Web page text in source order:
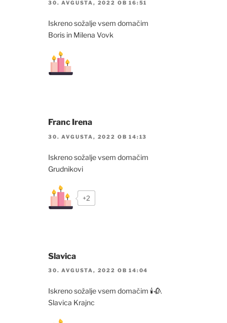
30. AVGUSTA, 2022 OB 16:51
Iskreno sožalje vsem domačim
Boris in Milena Vovk
Franc Irena
30. AVGUSTA, 2022 OB 14:13
Iskreno sožalje vsem domačim
Grudnikovi
+2
Slavica
30. AVGUSTA, 2022 OB 14:04
Iskreno sožalje vsem domačim 🕯️🥀.
Slavica Krajnc